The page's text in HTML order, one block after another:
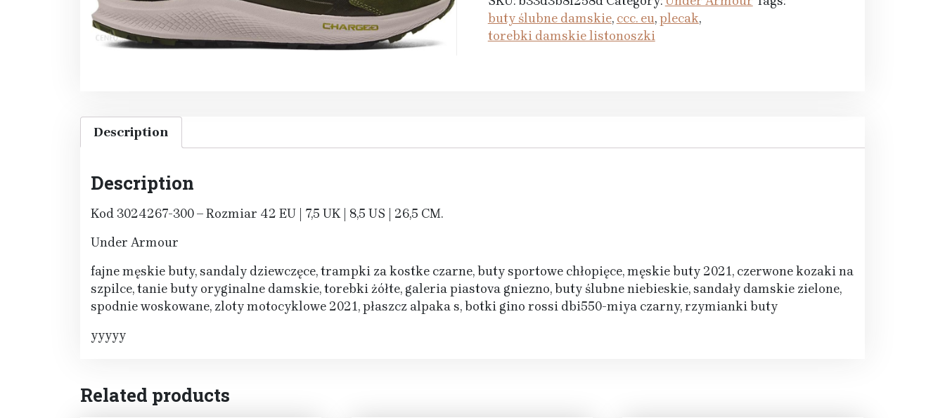
buty ślubne damskie, ccc. eu,plecak,
torebki damskie listonoszki
Description
Description
Kod 3024267-300 – Rozmiar 42 EU | 7,5 UK | 8,5 US | 26,5 CM.
Under Armour
fajne męskie buty, sandaly dziewczęce, trampki za kostke czarne, buty sportowe chłopięce, męskie buty 2021, czerwone kozaki na
szpilce, tanie buty oryginalne damskie, torebki żółte, galeria piastova gniezno, buty ślubne niebieskie, sandały damskie zielone,
spodnie woskowane, zloty motocyklowe 2021, płaszcz alpaka s, botki gino rossi dbi550-miya czarny, rzymianki buty
yyyyy
Related products